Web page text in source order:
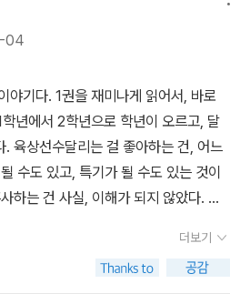
04
야기다. 1권을 재미나게 읽어서, 바로
년에서 2학년으로 학년이 오르고, 달
. 육상선수달리는 걸 좋아하는 건, 어느
수도 있고, 특기가 될 수도 있는 것이
하는 건 사실, 이해가 되지 않았다. 하
, 달리는 생생한 모습을 그리게 되는 소
갖지 못한 열정과 우정과 가족간의 사
더보기